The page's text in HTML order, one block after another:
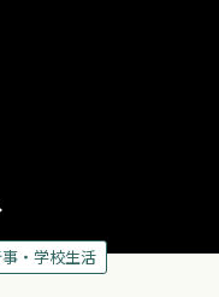
・学校生活